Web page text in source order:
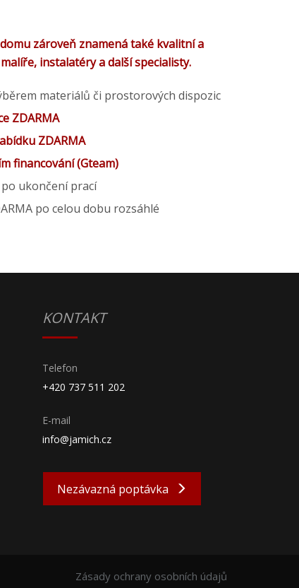
zároveň znamená také kvalitní a
instalatéry a další specialisty.
materiálů či prostorových dispozic
ZDARMA
ZDARMA
financování (Gteam)
ukončení prací
po celou dobu rozsáhlé
KONTAKT
Telefon
+420 737 511 202
E-mail
info@jamich.cz
Nezávazná poptávka
Zásady ochrany osobních údajů